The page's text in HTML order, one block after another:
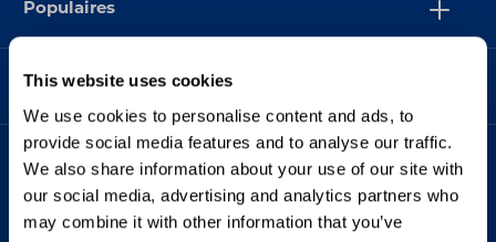
This website uses cookies
We use cookies to personalise content and ads, to
provide social media features and to analyse our traffic.
We also share information about your use of our site with
our social media, advertising and analytics partners who
may combine it with other information that you’ve
Populaires
Assistance